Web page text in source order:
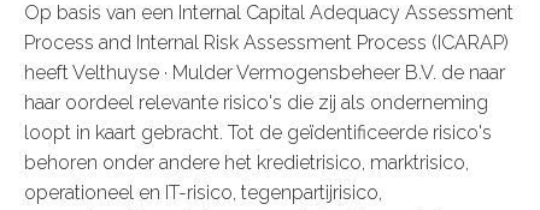
Op basis van een Internal Capital Adequacy Assessment
Process and Internal Risk Assessment Process (ICARAP)
heeft Velthuyse · Mulder Vermogensbeheer B.V. de naar
haar oordeel relevante risico's die zij als onderneming
loopt in kaart gebracht. Tot de geïdentificeerde risico's
behoren onder andere het kredietrisico, marktrisico,
operationeel en IT-risico, tegenpartijrisico,